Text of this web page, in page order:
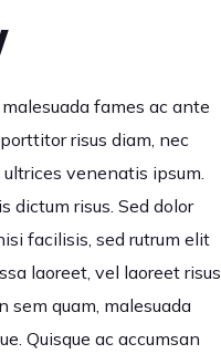
fames ac ante
risus diam, nec
venenatis ipsum.
dictum risus. Sed dolor
facilisis, sed rutrum elit
laoreet, vel laoreet risus
quam, malesuada
Quisque ac accumsan